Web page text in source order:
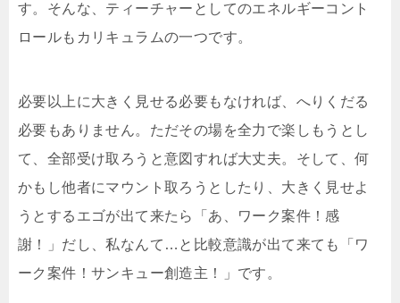
す。そんな、ティーチャーとしてのエネルギーコント
ロールもカリキュラムの一つです。
必要以上に大きく見せる必要もなければ、へりくだる
必要もありません。ただその場を全力で楽しもうとし
て、全部受け取ろうと意図すれば大丈夫。そして、何
かもし他者にマウント取ろうとしたり、大きく見せよ
うとするエゴが出て来たら「あ、ワーク案件！感
謝！」だし、私なんて…と比較意識が出て来ても「ワ
ーク案件！サンキュー創造主！」です。